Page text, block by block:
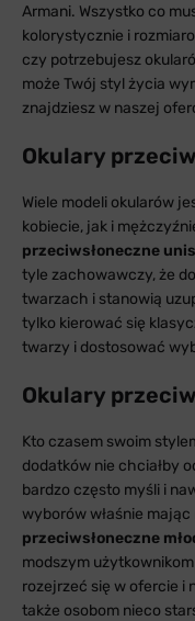
Armani. Wszystko co
kolorystycznie i
czy potrzebujesz
może Twój styl życia
znajdziesz w naszej
Okulary
Wiele modeli okularów
kobiecie, jak i
przeciwsłoneczne
tyle zachowawczy, że
twarzach i stanowią
tylko kierować się
twarzy i dostosować
Okulary
Kto czasem swoim
dodatków nie chciałby
bardzo często myśli i
wyborów właśnie
przeciwsłoneczne
modszym
rozejrzeć się w ofercie i
także osobom nieco